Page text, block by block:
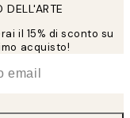
il 15% di sconto su
acquisto!